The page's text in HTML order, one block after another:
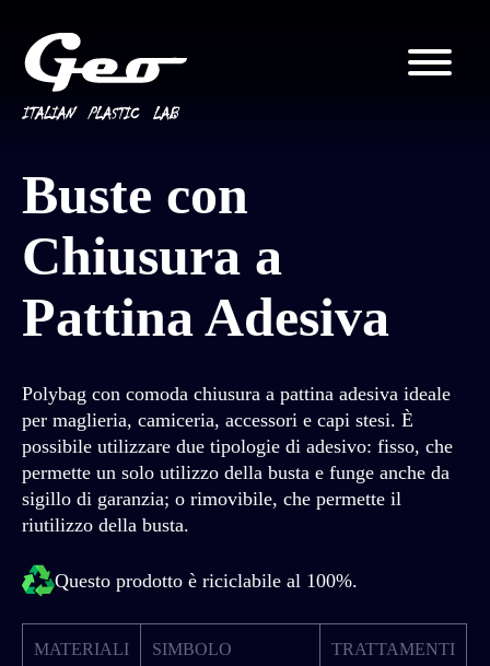
Buste con
Chiusura a
Pattina Adesiva
Polybag con comoda chiusura a pattina adesiva ideale
per maglieria, camiceria, accessori e capi stesi. È
possibile utilizzare due tipologie di adesivo: fisso, che
permette un solo utilizzo della busta e funge anche da
sigillo di garanzia; o rimovibile, che permette il
riutilizzo della busta.
Questo prodotto è riciclabile al 100%.
MATERIALI
SIMBOLO
TRATTAMENTI